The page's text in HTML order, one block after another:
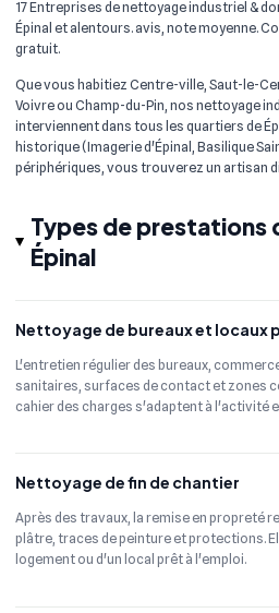
17 Entreprises de nettoyage industriel &
Épinal et alentours. avis, note moyenne.
gratuit.
Que vous habitiez Centre-ville, Saut-le-
Voivre ou Champ-du-Pin, nos nettoyage
interviennent dans tous les quartiers de
historique (Imagerie d'Épinal, Basilique
périphériques, vous trouverez un artisan
Types de prestations
Épinal
Nettoyage de bureaux et locaux
L'entretien régulier des bureaux,
sanitaires, surfaces de contact et zones
cahier des charges s'adaptent à l'activité
Nettoyage de fin de chantier
Après des travaux, la remise en propreté
plâtre, traces de peinture et protections.
logement ou d'un local prêt à l'emploi.